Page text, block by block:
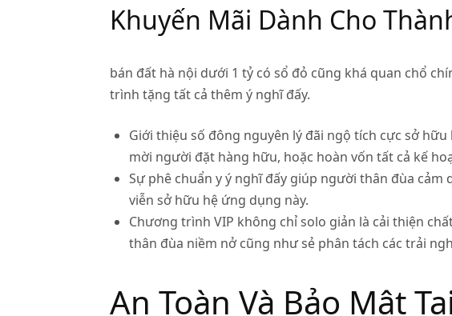
Khuyến Mãi Dành Cho
bán đất hà nội dưới 1 tỷ có sổ đỏ cũng khá quan chổ
trình tặng tất cả thêm ý nghĩ đấy.
Giới thiệu số đông nguyên lý đãi ngộ tích cực sở
mời người đặt hàng hữu, hoặc hoàn vốn tất cả kế
Sự phê chuẩn y ý nghĩ đấy giúp người thân đùa
viễn sở hữu hệ ứng dụng này.
Chương trình VIP không chỉ solo giản là cải thiện
thân đùa niềm nở cũng như sẻ phân tách các trải
An Toàn Và Bảo Mật